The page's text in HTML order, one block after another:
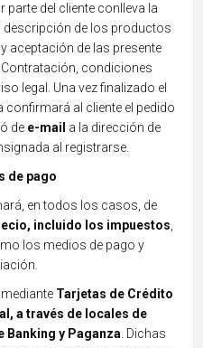
del cliente conlleva la
descripción de los productos
aceptación de las presente
condiciones
legal. Una vez finalizado el
confirmará al cliente el pedido
de e-mail a la dirección de
al registrarse.
de pago
en todos los casos, de
incluido los impuestos
los medios de pago y
Tarjetas de Crédito
l, a través de locales de
Banking y Paganza . Dichas